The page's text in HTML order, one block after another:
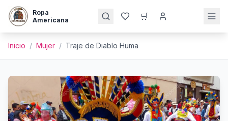
Ropa
Americana
🛒
Inicio / Mujer / Traje de Diablo Huma